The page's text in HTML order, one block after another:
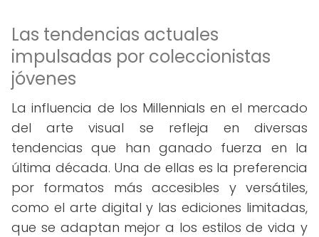
Las tendencias actuales
impulsadas por coleccionistas
jóvenes
La influencia de los Millennials en el mercado
del arte visual se refleja en diversas
tendencias que han ganado fuerza en la
última década. Una de ellas es la preferencia
por formatos más accesibles y versátiles,
como el arte digital y las ediciones limitadas,
que se adaptan mejor a los estilos de vida y